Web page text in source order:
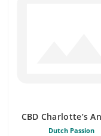
CBD Charlotte’s
Dutch Passion